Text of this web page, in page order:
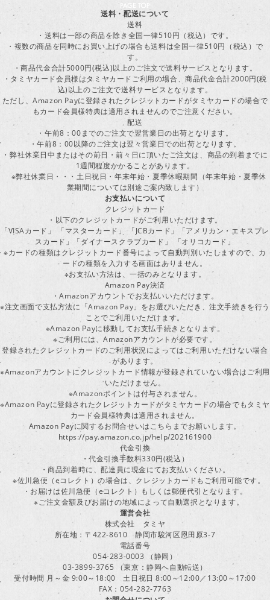
送料・配送について
送料
・送料は一部の商品を除き全国一律510円（税込）です。
・複数の商品を同時にお買い上げの場合も送料は全国一律510円（税込）で
す。
・商品代金合計5000円(税込)以上のご注文で送料サービスとなります。
・タミヤカード会員様はタミヤカードご利用の場合、商品代金合計2000円(税
込)以上のご注文で送料サービスとなります。
ただし、Amazon Payに登録されたクレジットカードがタミヤカードの場合で
もカード会員様特典は適用されませんのでご注意ください。
配送
・午前8：00までのご注文で翌営業日の出荷となります。
・午前8：00以降のご注文は翌々営業日での出荷となります。
・弊社休業日中またはその前日・前々日に頂いたご注文は、商品の到着までに
1週間程度かかることがあります。
※弊社休業日・・・土日祝日・年末年始・夏季休暇期間（年末年始・夏季休
業期間については別途ご案内致します）
お支払いについて
クレジットカード
・以下のクレジットカードがご利用いただけます。
「VISAカード」 「マスターカード」 「JCBカード」「アメリカン・エキスプレ
スカード」「ダイナースクラブカード」 「オリコカード」
※カードの種類はクレジットカード番号によって自動判別いたしますので、カ
ードの種類を入力する画面はありません。
※お支払い方法は、一括のみとなります。
Amazon Pay決済
・Amazonアカウントでお支払いいただけます。
※注文画面で支払方法に「Amazon Pay」をお選びいただき、注文手続きを行う
ことでご利用いただけます。
※Amazon Payに移動してお支払手続きとなります。
※ご利用には、Amazonアカウントが必要です。
登録されたクレジットカードのご利用状況によってはご利用いただけない場合
があります。
※Amazonアカウントにクレジットカード情報が登録されていない場合はご利用
いただけません。
※Amazonポイントは付与されません。
※Amazon Payに登録されたクレジットカードがタミヤカードの場合でもタミヤ
カード会員様特典は適用されません。
Amazon Payに関するお問合せいはこちらまでお願いします。
https://pay.amazon.co.jp/help/202161900
代金引換
・代金引換手数料330円(税込）
・商品到着時に、配達員に現金にてお支払いください。
※佐川急便（eコレクト）の場合は、クレジットカードもご利用可能です。
・お届けは佐川急便（eコレクト）もしくは郵便代引となります。
※ご注文金額及びお届けの地域によって自動選択となります。
運営会社
株式会社 タミヤ
所在地：〒422-8610 静岡市駿河区恩田原3-7
電話番号
054-283-0003 （静岡）
03-3899-3765 （東京：静岡へ自動転送）
受付時間 月～金 9:00～18:00 土日祝日 8:00～12:00／13:00～17:00
FAX：054-282-7763